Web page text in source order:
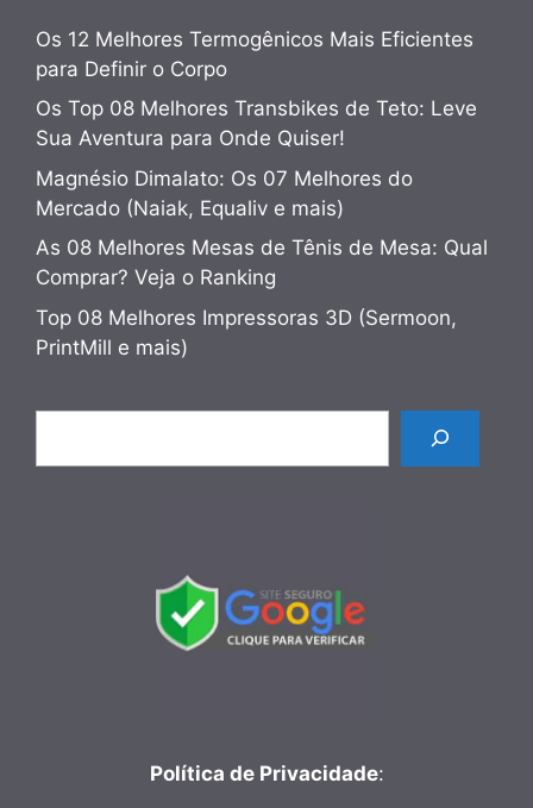
Os 12 Melhores Termogênicos Mais Eficientes
para Definir o Corpo
Os Top 08 Melhores Transbikes de Teto: Leve
Sua Aventura para Onde Quiser!
Magnésio Dimalato: Os 07 Melhores do
Mercado (Naiak, Equaliv e mais)
As 08 Melhores Mesas de Tênis de Mesa: Qual
Comprar? Veja o Ranking
Top 08 Melhores Impressoras 3D (Sermoon,
PrintMill e mais)
Política de Privacidade: